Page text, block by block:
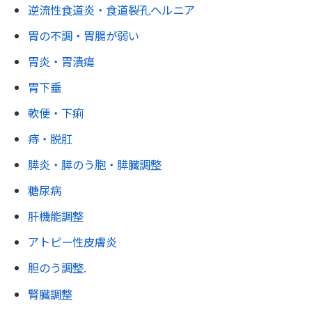
逆流性食道炎・食道裂孔ヘルニア
胃の不調・胃腸が弱い
胃炎・胃潰瘍
胃下垂
軟便・下痢
痔・脱肛
膵炎・膵のう胞・膵臓調整
糖尿病
肝機能調整
アトピー性皮膚炎
胆のう調整.
腎臓調整